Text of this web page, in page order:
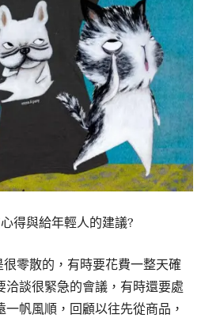
得與給年輕人的建議?
零散的，有時要花費一整天確
談很緊急的會議，有時還要處
帆風順，回顧以往先從商品，